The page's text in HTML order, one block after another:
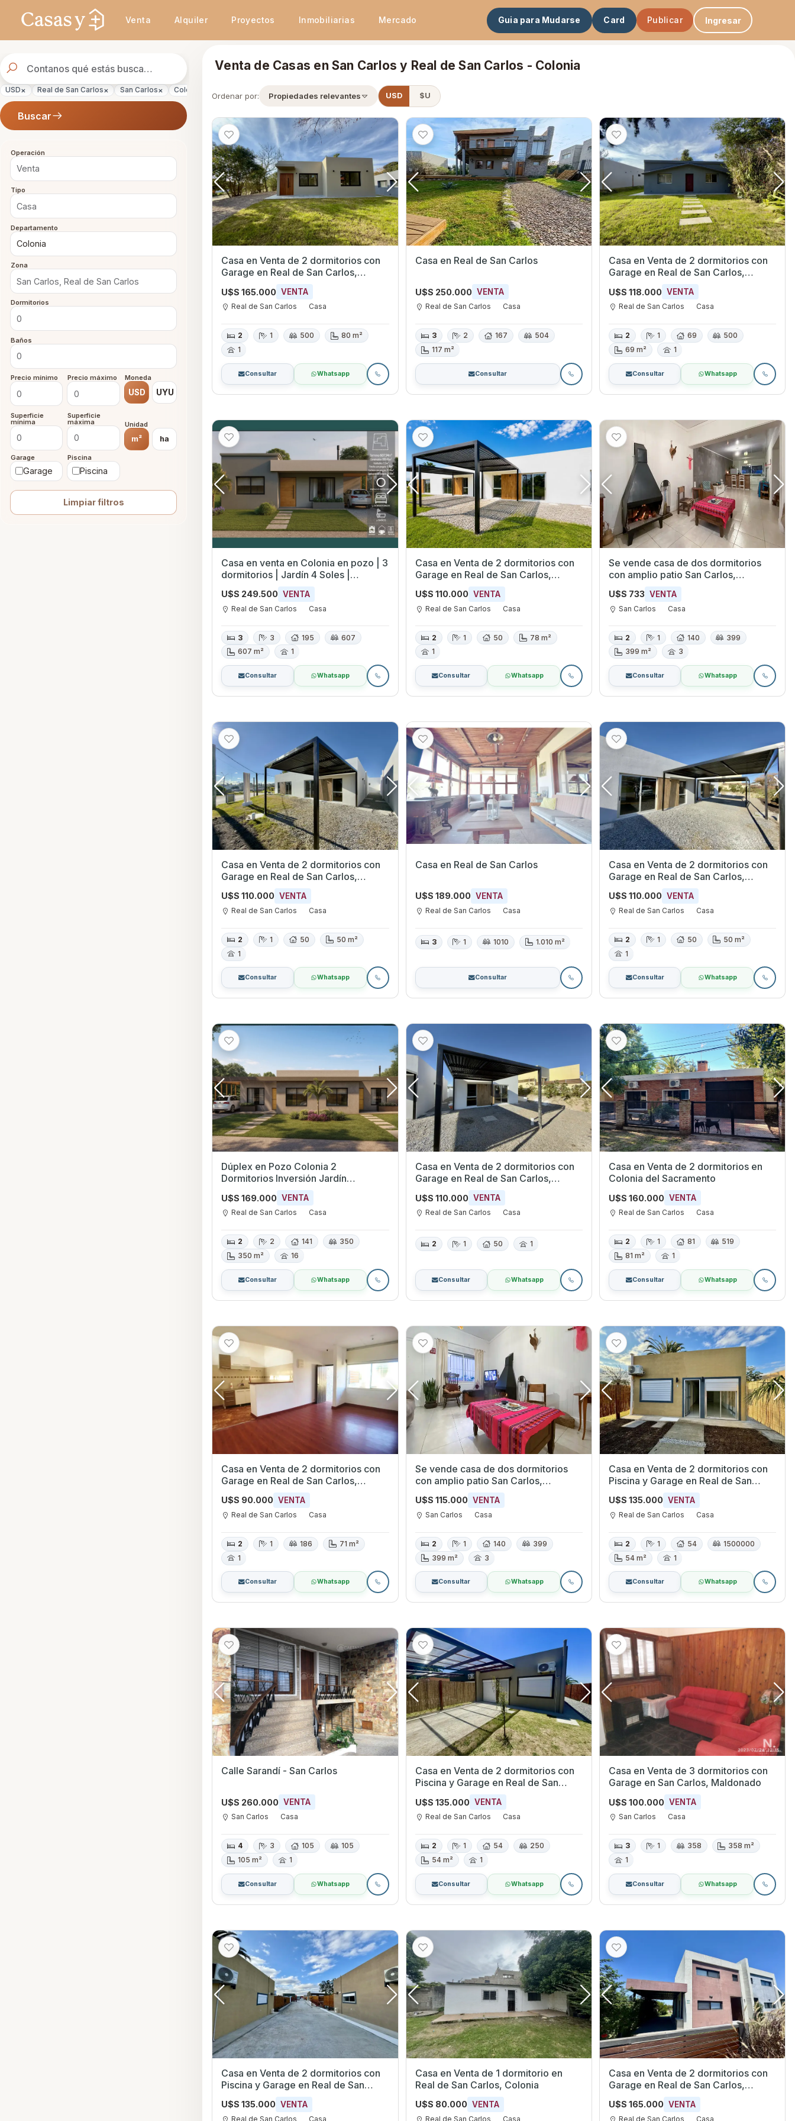
Venta Alquiler Proyectos Inmobiliarias Mercado Guia para Mudarse Card Publicar Ingresar
de
propiedades
USD× Real de San Carlos× San Carlos× Colonia
Buscar
Operación
Tipo
Departamento
Zona
Dormitorios
Baños
Precio mínimo Precio máximo Moneda
USD UYU
Superficie
mínima
Superficie
máxima Unidad
m² ha
Garage
Garage
Piscina
Piscina
Limpiar filtros
Venta de Casas en San Carlos y Real de San Carlos - Colonia
Ordenar por: Propiedades relevantes USD $U
Casa en Venta de 2 dormitorios con
Garage en Real de San Carlos,
U$S 165.000 VENTA
Real de San Carlos Casa
2 1 500
80 m²
1
Consultar Whatsapp
Casa en Real de San Carlos
U$S 250.000 VENTA
Real de San Carlos Casa
3 2 167
504
117 m²
Consultar
Casa en Venta de 2 dormitorios con
Garage en Real de San Carlos,
U$S 118.000 VENTA
Real de San Carlos Casa
2 1 69
500
69 m²
1
Consultar Whatsapp
Casa en venta en Colonia en pozo | 3
dormitorios | Jardín 4 Soles |
Barbacoa | Cochera | Llave en mano
U$S 249.500 VENTA
Real de San Carlos Casa
3 3 195
607
607 m²
1
Consultar Whatsapp
Casa en Venta de 2 dormitorios con
Garage en Real de San Carlos,
U$S 110.000 VENTA
Real de San Carlos Casa
2 1 50
78 m²
1
Consultar Whatsapp
Se vende casa de dos dormitorios
con amplio patio San Carlos,
Maldonado.
U$S 733 VENTA
San Carlos Casa
2 1 140
399
399 m²
3
Consultar Whatsapp
Casa en Venta de 2 dormitorios con
Garage en Real de San Carlos,
U$S 110.000 VENTA
Real de San Carlos Casa
2 1 50
50 m²
1
Consultar Whatsapp
Casa en Real de San Carlos
U$S 189.000 VENTA
Real de San Carlos Casa
3 1 1010 1.010 m²
Consultar
Casa en Venta de 2 dormitorios con
Garage en Real de San Carlos,
U$S 110.000 VENTA
Real de San Carlos Casa
2 1 50
50 m²
1
Consultar Whatsapp
Dúplex en Pozo Colonia 2
Dormitorios Inversión Jardín
Barbacoa Cochera Barrio Real de
San Carlos
U$S 169.000 VENTA
Real de San Carlos Casa
2 2 141
350
350 m²
16
Consultar Whatsapp
Casa en Venta de 2 dormitorios con
Garage en Real de San Carlos,
U$S 110.000 VENTA
Real de San Carlos Casa
2 1 50 1
Consultar Whatsapp
Casa en Venta de 2 dormitorios en
Colonia del Sacramento
U$S 160.000 VENTA
Real de San Carlos Casa
2 1 81
519
81 m²
1
Consultar Whatsapp
Casa en Venta de 2 dormitorios con
Garage en Real de San Carlos,
U$S 90.000 VENTA
Real de San Carlos Casa
2 1 186
71 m²
1
Consultar Whatsapp
Se vende casa de dos dormitorios
con amplio patio San Carlos,
U$S 115.000 VENTA
San Carlos Casa
2 1 140
399
399 m²
3
Consultar Whatsapp
Casa en Venta de 2 dormitorios con
Piscina y Garage en Real de San
Carlos, Colonia
U$S 135.000 VENTA
Real de San Carlos Casa
2 1 54
1500000
54 m²
1
Consultar Whatsapp
Calle Sarandí - San Carlos
U$S 260.000 VENTA
San Carlos Casa
4 3 105
105
105 m²
1
Consultar Whatsapp
Casa en Venta de 2 dormitorios con
Piscina y Garage en Real de San
Carlos, Colonia
U$S 135.000 VENTA
Real de San Carlos Casa
2 1 54
250
54 m²
1
Consultar Whatsapp
Casa en Venta de 3 dormitorios con
Garage en San Carlos, Maldonado
U$S 100.000 VENTA
San Carlos Casa
3 1 358
358 m²
1
Consultar Whatsapp
Casa en Venta de 2 dormitorios con
Piscina y Garage en Real de San
Carlos, Colonia
U$S 135.000 VENTA
Real de San Carlos Casa
Casa en Venta de 1 dormitorio en
Real de San Carlos, Colonia
U$S 80.000 VENTA
Real de San Carlos Casa
Casa en Venta de 2 dormitorios con
Garage en Real de San Carlos,
U$S 165.000 VENTA
Real de San Carlos Casa